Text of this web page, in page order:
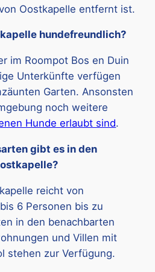
Oostkapelle entfernt ist.
hundefreundlich?
im Roompot Bos en Duin
Unterkünfte verfügen
Garten. Ansonsten
noch weitere
Hunde erlaubt sind.
gibt es in den
reicht von
6 Personen bis zu
in den benachbarten
und Villen mit
stehen zur Verfügung.